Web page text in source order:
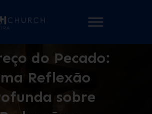
do Pecado:
Reflexão
sobre